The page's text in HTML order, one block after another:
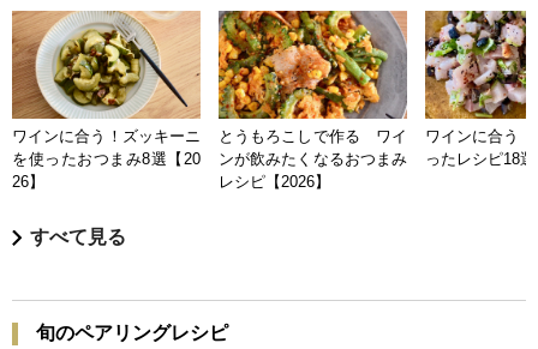
ワインに合う！ズッキーニ
を使ったおつまみ8選【20
26】
とうもろこしで作る ワイ
ンが飲みたくなるおつまみ
レシピ【2026】
ワインに合う
ったレシピ18
すべて見る
旬のペアリングレシピ